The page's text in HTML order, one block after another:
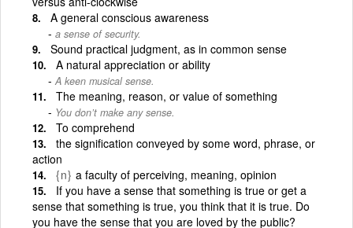
A general conscious awareness
a sense of security.
Sound practical judgment, as in common sense
A natural appreciation or ability
A keen musical sense.
The meaning, reason, or value of something
You don’t make any sense.
To comprehend
the signification conveyed by some word, phrase, or
action
{n} a faculty of perceiving, meaning, opinion
If you have a sense that something is true or get a
sense that something is true, you think that it is true. Do
you have the sense that you are loved by the public?